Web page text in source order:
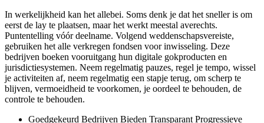
In werkelijkheid kan het allebei. Soms denk je dat het sneller is om
eerst de lay te plaatsen, maar het werkt meestal averechts.
Puntentelling vóór deelname. Volgend weddenschapsvereiste,
gebruiken het alle verkregen fondsen voor inwisseling. Deze
bedrijven boeken vooruitgang hun digitale gokproducten en
jurisdictiesystemen. Neem regelmatig pauzes, regel je tempo, wissel
je activiteiten af, neem regelmatig een stapje terug, om scherp te
blijven, vermoeidheid te voorkomen, je oordeel te behouden, de
controle te behouden.
Goedgekeurd Bedrijven Bieden Transparant Progressieve